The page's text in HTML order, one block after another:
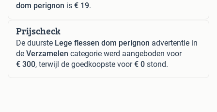
dom perignon is € 19.
Prijscheck
De duurste Lege flessen dom perignon advertentie in
de Verzamelen categorie werd aangeboden voor
€ 300, terwijl de goedkoopste voor€ 0 stond.